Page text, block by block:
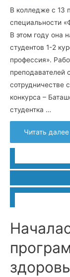
В колледже с 13
специальности
В этом году она
студентов 1-2
профессия».
преподавателей
сотрудничестве
конкурса –
студентка …
Неделя
«Фармация»
Читать далее